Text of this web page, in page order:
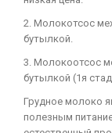
2. Молокотсос
бутылкой.
3. Молокоотсос
бутылкой (1я
Грудное молоко
полезным